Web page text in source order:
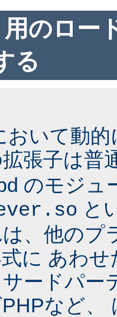
のロー
る
おいて動
張子は普
のモジュ
と
、他のプ
に あわ
ードパー
など、